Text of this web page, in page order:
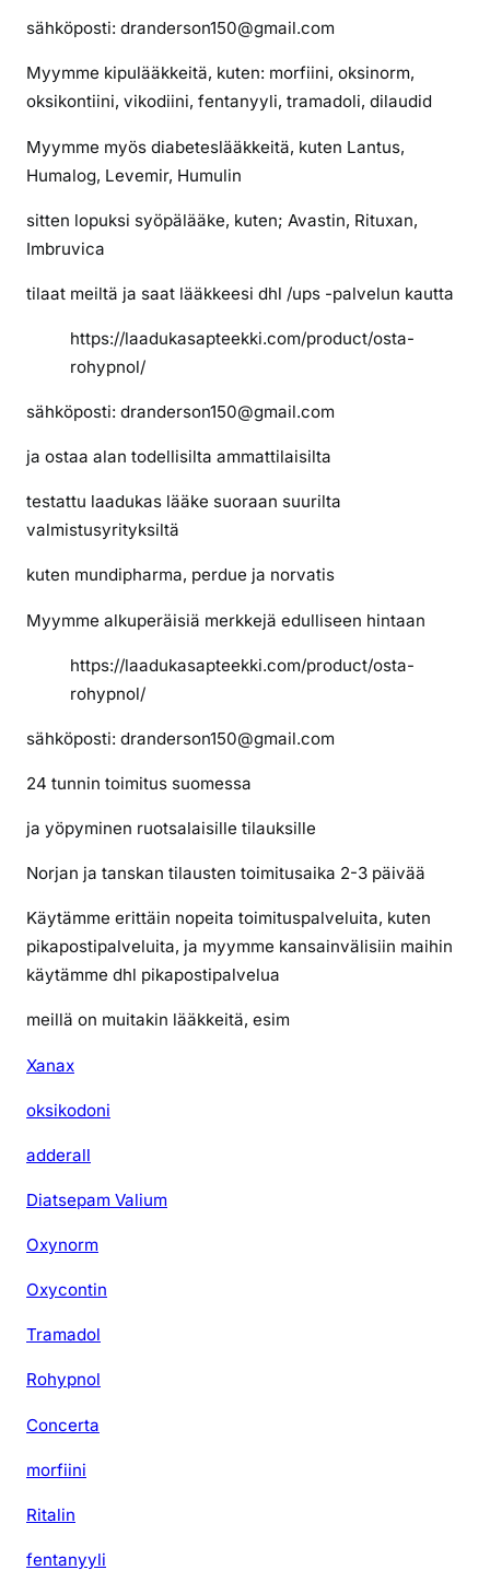
sähköposti: dranderson150@gmail.com
Myymme kipulääkkeitä, kuten: morfiini, oksinorm,
oksikontiini, vikodiini, fentanyyli, tramadoli, dilaudid
Myymme myös diabeteslääkkeitä, kuten Lantus,
Humalog, Levemir, Humulin
sitten lopuksi syöpälääke, kuten; Avastin, Rituxan,
Imbruvica
tilaat meiltä ja saat lääkkeesi dhl /ups -palvelun kautta
https://laadukasapteekki.com/product/osta-
rohypnol/
sähköposti: dranderson150@gmail.com
ja ostaa alan todellisilta ammattilaisilta
testattu laadukas lääke suoraan suurilta
valmistusyrityksiltä
kuten mundipharma, perdue ja norvatis
Myymme alkuperäisiä merkkejä edulliseen hintaan
https://laadukasapteekki.com/product/osta-
rohypnol/
sähköposti: dranderson150@gmail.com
24 tunnin toimitus suomessa
ja yöpyminen ruotsalaisille tilauksille
Norjan ja tanskan tilausten toimitusaika 2-3 päivää
Käytämme erittäin nopeita toimituspalveluita, kuten
pikapostipalveluita, ja myymme kansainvälisiin maihin
käytämme dhl pikapostipalvelua
meillä on muitakin lääkkeitä, esim
Xanax
oksikodoni
adderall
Diatsepam Valium
Oxynorm
Oxycontin
Tramadol
Rohypnol
Concerta
morfiini
Ritalin
fentanyyli